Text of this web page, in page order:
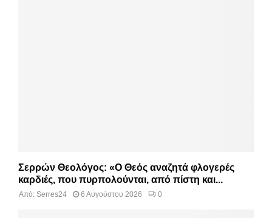
Σερρών Θεολόγος: «Ο Θεός αναζητά φλογερές
καρδιές, που πυρπολούνται, από πίστη και...
Από: Serres24 6 Αυγούστου 2026 0